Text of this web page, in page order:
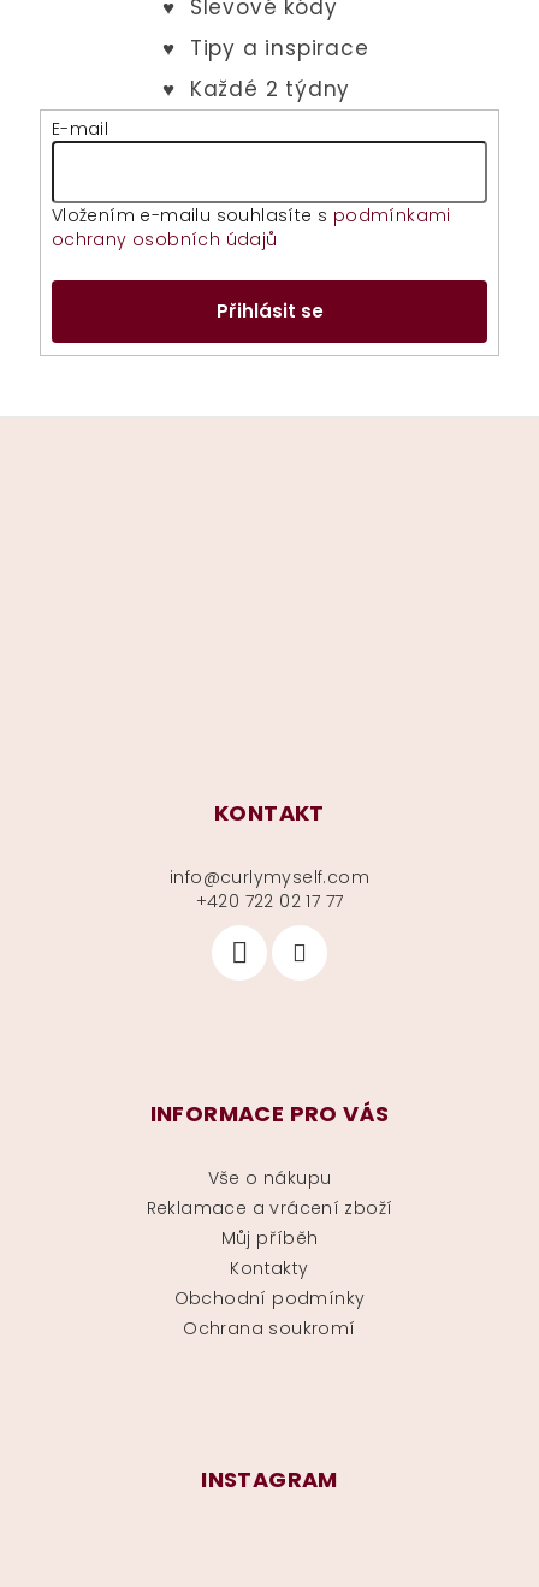
E-mail
Vložením e-mailu souhlasíte s podmínkami
ochrany osobních údajů
Přihlásit se
KONTAKT
info@curlymyself.com
+420 722 02 17 77
INFORMACE PRO VÁS
Vše o nákupu
Reklamace a vrácení zboží
Můj příběh
Kontakty
Obchodní podmínky
Ochrana soukromí
INSTAGRAM